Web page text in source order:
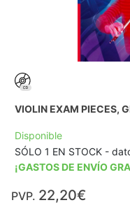
VIOLIN EXAM PIECES,
Disponible
SÓLO 1 EN STOCK -
¡GASTOS DE ENVÍO
PVP. 22,20€